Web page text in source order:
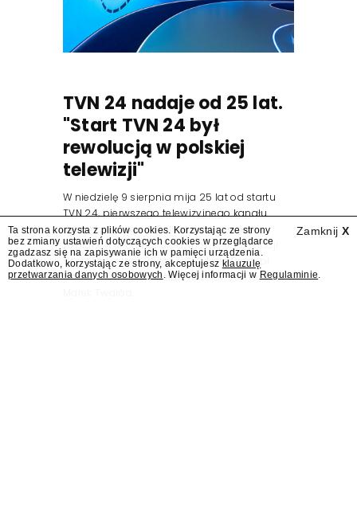
TVN 24 nadaje od 25 lat.
"Start TVN 24 był
rewolucją w polskiej
telewizji"
W niedzielę 9 sierpnia mija 25 lat od startu
TVN 24, pierwszego telewizyjnego kanału
informacyjnego w Polsce. Na ten dzień
zaplanowano finał urodzinowej trasy stacji
"Jesteśmy stąd". 25 lat TVN 24 dla Press.pl
podsumowują Jarosław Kuźniar, Tomasz Lis i
Zamknij X
Ta strona korzysta z plików cookies. Korzystając ze strony
bez zmiany ustawień dotyczących cookies w przeglądarce
zgadzasz się na zapisywanie ich w pamięci urządzenia.
Dodatkowo, korzystając ze strony, akceptujesz klauzulę
przetwarzania danych osobowych . Więcej informacji w Regulaminie.